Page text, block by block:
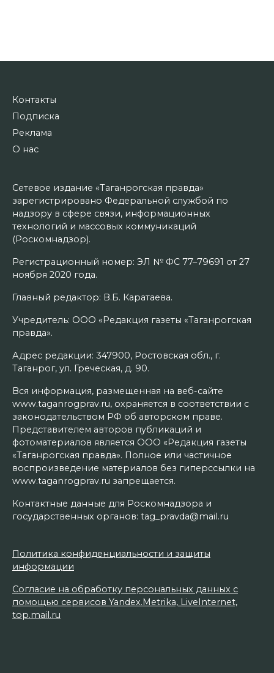
Контакты
Подписка
Реклама
О нас
Сетевое издание «Таганрогская правда»
зарегистрировано Федеральной службой по
надзору в сфере связи, информационных
технологий и массовых коммуникаций
(Роскомнадзор).
Регистрационный номер: ЭЛ № ФС 77–79691 от 27
ноября 2020 года.
Главный редактор: В.Б. Каратаева.
Учредитель: ООО «Редакция газеты «Таганрогская
правда».
Адрес редакции: 347900, Ростовская обл., г.
Таганрог, ул. Греческая, д. 90.
Вся информация, размещенная на веб-сайте
www.taganrogprav.ru, охраняется в соответствии с
законодательством РФ об авторском праве.
Представителем авторов публикаций и
фотоматериалов является ООО «Редакция газеты
«Таганрогская правда». Полное или частичное
воспроизведение материалов без гиперссылки на
www.taganrogprav.ru запрещается.
Контактные данные для Роскомнадзора и
государственных органов: tag_pravda@mail.ru
Политика конфиденциальности и защиты
информации
Согласие на обработку персональных данных с
помощью сервисов Yandex.Metrika, LiveInternet,
top.mail.ru